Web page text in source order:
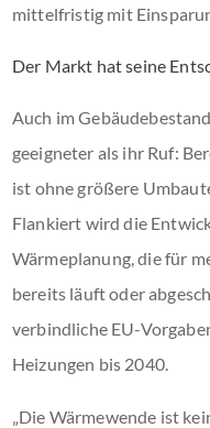
mittelfristig mit
Der Markt hat seine
Auch im
geeigneter als ihr Ruf:
ist ohne größere
Flankiert wird die
Wärmeplanung, die für
bereits läuft oder
verbindliche EU-
Heizungen bis 2040.
„Die Wärmewende ist